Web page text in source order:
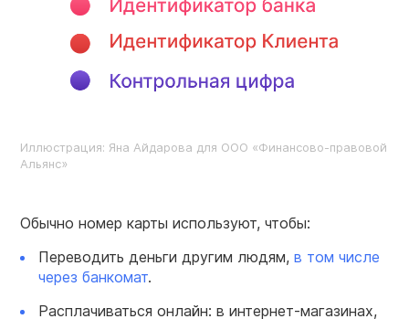
Иллюстрация: Яна Айдарова для ООО «Финансово-правовой
Альянс»
Обычно номер карты используют, чтобы:
Переводить деньги другим людям, в том числе
через банкомат.
Расплачиваться онлайн: в интернет-магазинах,